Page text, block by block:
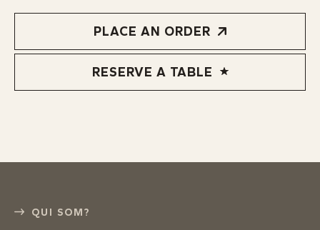
PLACE AN ORDER
RESERVE A TABLE
QUI SOM?